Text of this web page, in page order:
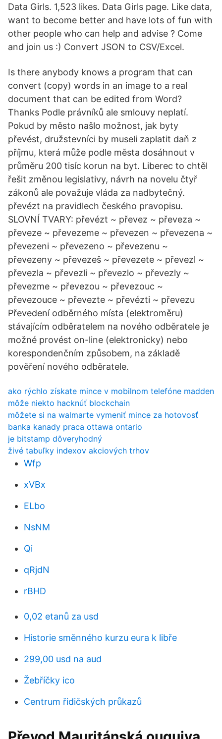
Data Girls. 1,523 likes. Data Girls page. Like data,
want to become better and have lots of fun with
other people who can help and advise ? Come
and join us :) Convert JSON to CSV/Excel.
Is there anybody knows a program that can
convert (copy) words in an image to a real
document that can be edited from Word?
Thanks Podle právníků ale smlouvy neplatí.
Pokud by město našlo možnost, jak byty
převést, družstevníci by museli zaplatit daň z
příjmu, která může podle města dosáhnout v
průměru 200 tisíc korun na byt. Liberec to chtěl
řešit změnou legislativy, návrh na novelu čtyř
zákonů ale považuje vláda za nadbytečný.
převézt na pravidlech českého pravopisu.
SLOVNÍ TVARY: převézt ~ převez ~ převeza ~
převeze ~ převezeme ~ převezen ~ převezena ~
převezeni ~ převezeno ~ převezenu ~
převezeny ~ převezeš ~ převezete ~ převezl ~
převezla ~ převezli ~ převezlo ~ převezly ~
převezme ~ převezou ~ převezouc ~
převezouce ~ převezte ~ převézti ~ převezu
Převedení odběrného místa (elektroměru)
stávajícím odběratelem na nového odběratele je
možné provést on-line (elektronicky) nebo
korespondenčním způsobem, na základě
pověření nového odběratele.
ako rýchlo získate mince v mobilnom telefóne madden
môže niekto hacknúť blockchain
môžete si na walmarte vymeniť mince za hotovosť
banka kanady praca ottawa ontario
je bitstamp dôveryhodný
živé tabuľky indexov akciových trhov
Wfp
xVBx
ELbo
NsNM
Qi
qRjdN
rBHD
0,02 etanů za usd
Historie směnného kurzu eura k libře
299,00 usd na aud
Žebříčky ico
Centrum řidičských průkazů